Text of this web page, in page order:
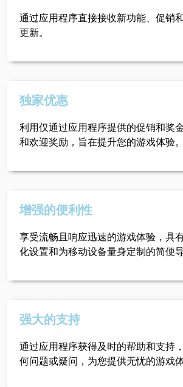
通过应用程序直接接收新功能、促销
更新。
独家优惠
利用仅通过应用程序提供的促销和奖
和欢迎奖励，旨在提升您的游戏体验。
增强的便利性
享受流畅且响应迅速的游戏体验，具
化设置和为移动设备量身定制的简便导
强大的支持
通过应用程序获得及时的帮助和支持
何问题或疑问，为您提供无忧的游戏体